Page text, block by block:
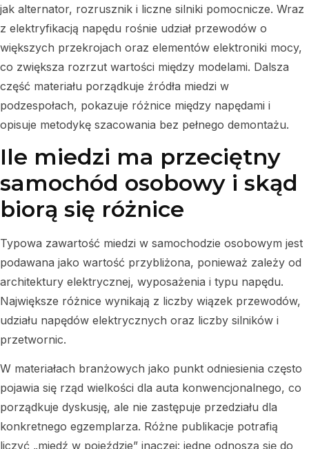
jak alternator, rozrusznik i liczne silniki pomocnicze. Wraz
z elektryfikacją napędu rośnie udział przewodów o
większych przekrojach oraz elementów elektroniki mocy,
co zwiększa rozrzut wartości między modelami. Dalsza
część materiału porządkuje źródła miedzi w
podzespołach, pokazuje różnice między napędami i
opisuje metodykę szacowania bez pełnego demontażu.
Ile miedzi ma przeciętny
samochód osobowy i skąd
biorą się różnice
Typowa zawartość miedzi w samochodzie osobowym jest
podawana jako wartość przybliżona, ponieważ zależy od
architektury elektrycznej, wyposażenia i typu napędu.
Największe różnice wynikają z liczby wiązek przewodów,
udziału napędów elektrycznych oraz liczby silników i
przetwornic.
W materiałach branżowych jako punkt odniesienia często
pojawia się rząd wielkości dla auta konwencjonalnego, co
porządkuje dyskusję, ale nie zastępuje przedziału dla
konkretnego egzemplarza. Różne publikacje potrafią
liczyć „miedź w pojeździe” inaczej: jedne odnoszą się do